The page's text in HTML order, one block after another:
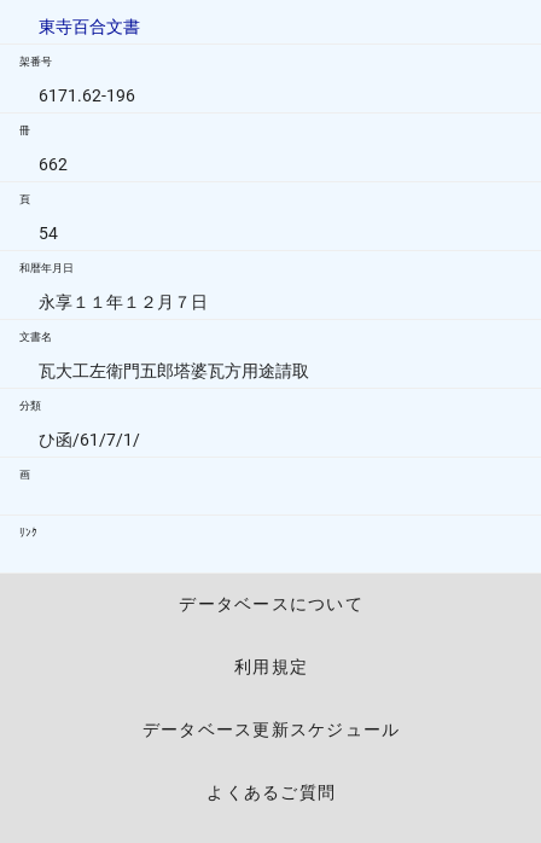
東寺百合文書
架番号
6171.62-196
冊
662
頁
54
和暦年月日
永享１１年１２月７日
文書名
瓦大工左衛門五郎塔婆瓦方用途請取
分類
ひ函/61/7/1/
画
ﾘﾝｸ
データベースについて
利用規定
データベース更新スケジュール
よくあるご質問